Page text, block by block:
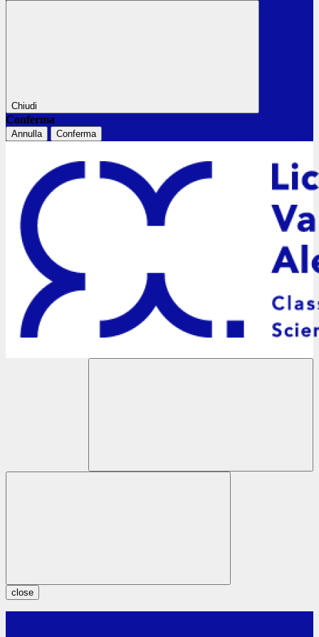
Chiudi
Conferma
Annulla Conferma
close